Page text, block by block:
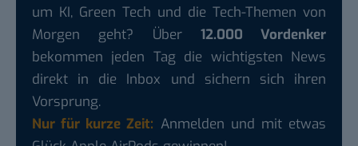
um KI, Green Tech und die Tech-Themen von
Morgen geht? Über 12.000 Vordenker
bekommen jeden Tag die wichtigsten News
direkt in die Inbox und sichern sich ihren
Vorsprung.
Nur für kurze Zeit: Anmelden und mit etwas